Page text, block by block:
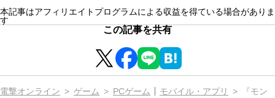
本記事はアフィリエイトプログラムによる収益を得ている場合がありま
す
この記事を共有
電撃オンライン ゲーム PCゲーム モバイル・アプリ
『モン